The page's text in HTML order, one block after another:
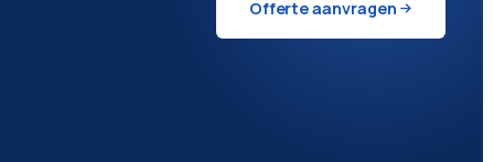
Offerte aanvragen